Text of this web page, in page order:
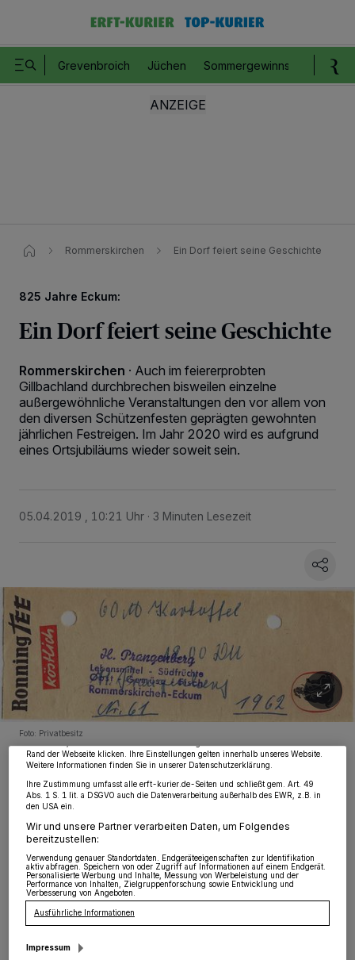
Grevenbroich Jüchen Sommergewinnspiel
Rommerskirchen Ein Dorf feiert seine Geschichte
825 Jahre Eckum:
Ein Dorf feiert seine Geschichte
Rommerskirchen · Auch im feiererprobten
Gillbachland durchbrechen bisweilen einzelne
außergewöhnliche Veranstaltungen den vor allem von
den diversen Schützenfesten geprägten gewohnten
jährlichen Festreigen. Im Jahr 2020 wird es aufgrund
eines Ortsjubiläums wieder soweit sein.
05.04.2019 , 10:21 Uhr 3 Minuten Lesezeit
Foto: Privatbesitz
D er Rommerskirchener Ortsteil Eckum
feiert anlässlich der 825. Wiederkehr
seiner Ersterwähnung ein Jubiläumsjahr.
Wir und unsere 218-Partner speichern und greifen auf personenbezogene Daten
wie Browserdaten oder eindeutige Kennungen auf Ihrem Gerät zu. Durch Auswahl
von OK aktivieren Sie Tracking-Technologien für die unter „Wir und unsere
Partner verarbeiten Daten, um Ihnen Dienste bereitzustellen“ aufgeführten
Zwecke. Wenn Tracker deaktiviert sind, sind manche Inhalte und Anzeigen
möglicherweise nicht mehr so relevant für Sie. Sie können dieses Menü jederzeit
wieder aufrufen, um Ihre Einstellungen zu ändern oder Ihre Einwilligung zu
Rand der Webseite klicken. Ihre Einstellungen gelten innerhalb unseres Website.
Weitere Informationen finden Sie in unserer Datenschutzerklärung.
Ihre Zustimmung umfasst alle erft-kurier.de-Seiten und schließt gem. Art. 49
Abs. 1 S. 1 lit. a DSGVO auch die Datenverarbeitung außerhalb des EWR, z.B. in
den USA ein.
Wir und unsere Partner verarbeiten Daten, um Folgendes
bereitzustellen:
Verwendung genauer Standortdaten. Endgeräteeigenschaften zur Identifikation
aktiv abfragen. Speichern von oder Zugriff auf Informationen auf einem Endgerät.
Personalisierte Werbung und Inhalte, Messung von Werbeleistung und der
Performance von Inhalten, Zielgruppenforschung sowie Entwicklung und
Verbesserung von Angeboten.
Ausführliche Informationen
Impressum